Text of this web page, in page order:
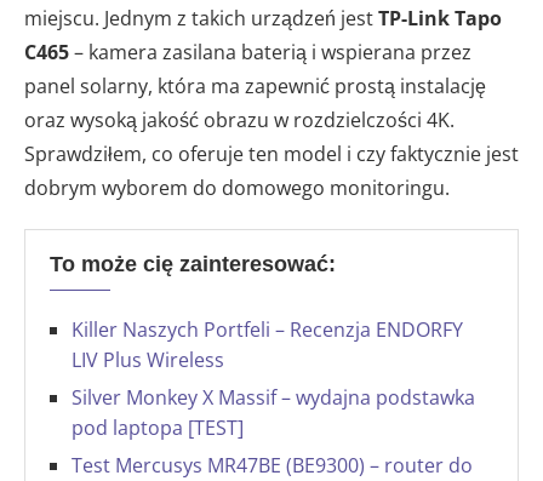
miejscu. Jednym z takich urządzeń jestTP-Link Tapo
C465– kamera zasilana baterią i wspierana przez
panel solarny, która ma zapewnić prostą instalację
oraz wysoką jakość obrazu w rozdzielczości 4K.
Sprawdziłem, co oferuje ten model i czy faktycznie jest
dobrym wyborem do domowego monitoringu.
To może cię zainteresować:
Killer Naszych Portfeli – Recenzja ENDORFY
LIV Plus Wireless
Silver Monkey X Massif – wydajna podstawka
pod laptopa [TEST]
Test Mercusys MR47BE (BE9300) – router do